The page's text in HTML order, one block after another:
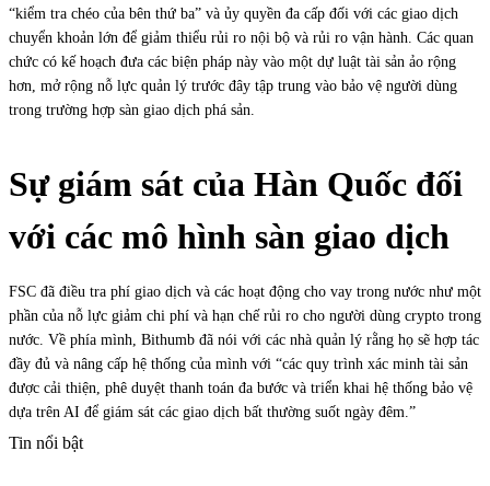
“kiểm tra chéo của bên thứ ba” và ủy quyền đa cấp đối với các giao dịch
chuyển khoản lớn để giảm thiểu rủi ro nội bộ và rủi ro vận hành. Các quan
chức có kế hoạch đưa các biện pháp này vào một dự luật tài sản ảo rộng
hơn, mở rộng nỗ lực quản lý trước đây tập trung vào bảo vệ người dùng
trong trường hợp sàn giao dịch phá sản.
Sự giám sát của Hàn Quốc đối
với các mô hình sàn giao dịch
FSC đã điều tra phí giao dịch và các hoạt động cho vay trong nước như một
phần của nỗ lực giảm chi phí và hạn chế rủi ro cho người dùng crypto trong
nước. Về phía mình, Bithumb đã nói với các nhà quản lý rằng họ sẽ hợp tác
đầy đủ và nâng cấp hệ thống của mình với “các quy trình xác minh tài sản
được cải thiện, phê duyệt thanh toán đa bước và triển khai hệ thống bảo vệ
dựa trên AI để giám sát các giao dịch bất thường suốt ngày đêm.”
Tin nổi bật